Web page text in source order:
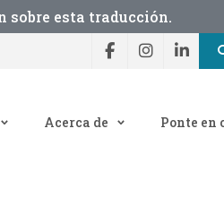
sobre esta traducción.
Acerca de Ponte en